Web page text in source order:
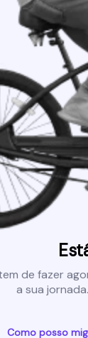
de fazer
a sua
Como posso